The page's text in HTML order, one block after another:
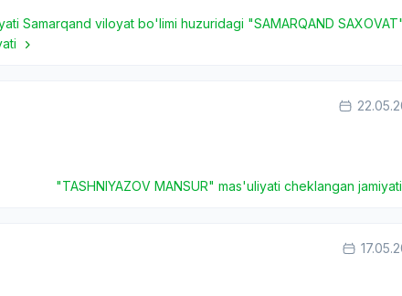
Samarqand viloyat bo'limi huzuridagi "SAMARQAND
"TASHNIYAZOV MANSUR" mas'uliyati cheklangan